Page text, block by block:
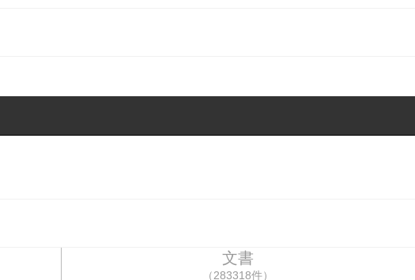
文書
（283318件）